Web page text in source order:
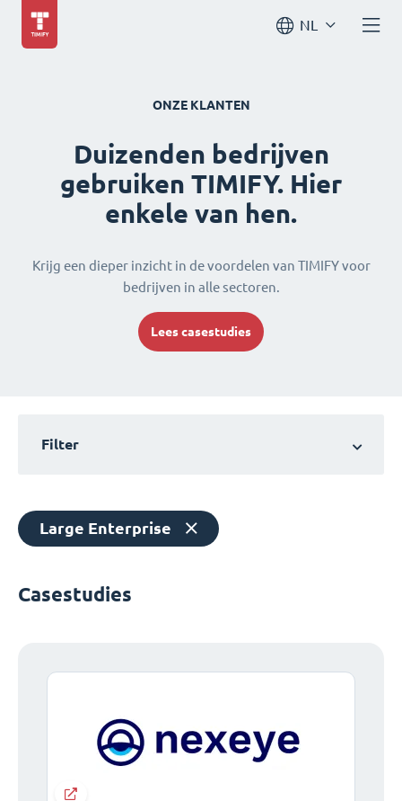
NL
ONZE KLANTEN
Duizenden bedrijven
gebruiken TIMIFY. Hier
enkele van hen.
Krijg een dieper inzicht in de voordelen van TIMIFY voor
bedrijven in alle sectoren.
Lees casestudies
Filter
Large Enterprise
Casestudies